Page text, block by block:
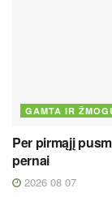
GAMTA IR
Per pirmąjį
pernai
2026 08 07